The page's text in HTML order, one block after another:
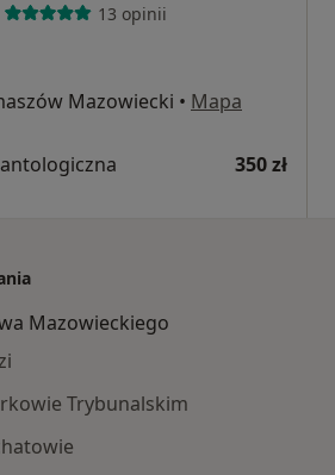
13 opinii
Mazowiecki • Mapa
350 zł
Mazowieckiego
Trybunalskim